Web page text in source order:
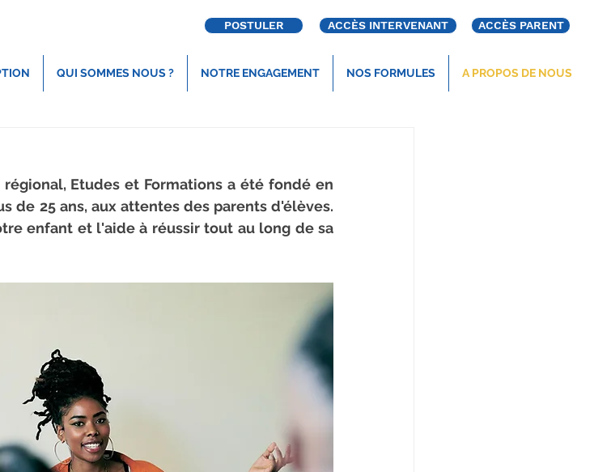
POSTULER ACCÈS INTERVENANT ACCÈS PARENT
QUI SOMMES NOUS ? NOTRE ENGAGEMENT NOS FORMULES A PROPOS DE NOUS
Etudes et Formations a été fondé en
de 25 ans, aux attentes des parents d'élèves.
enfant et l'aide à réussir tout au long de sa